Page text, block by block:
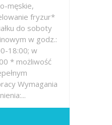
męskie,
fryzur*
do soboty
w godz.:
18:00; w
* możliwość
Wymagania